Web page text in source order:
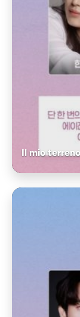
Il mio terreno